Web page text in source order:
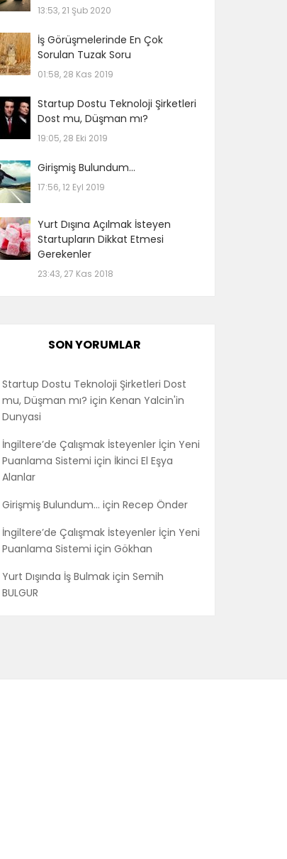
13:53, 21 Şub 2020
İş Görüşmelerinde En Çok
Sorulan Tuzak Soru
01:58, 28 Kas 2019
Startup Dostu Teknoloji Şirketleri
Dost mu, Düşman mı?
19:05, 28 Eki 2019
Girişmiş Bulundum…
17:56, 12 Eyl 2019
Yurt Dışına Açılmak İsteyen
Startupların Dikkat Etmesi
Gerekenler
23:43, 27 Kas 2018
SON YORUMLAR
Startup Dostu Teknoloji Şirketleri Dost
mu, Düşman mı? için Kenan Yalcin'in
Dunyasi
İngiltere’de Çalışmak İsteyenler İçin Yeni
Puanlama Sistemi için İkinci El Eşya
Alanlar
Girişmiş Bulundum… için Recep Önder
İngiltere’de Çalışmak İsteyenler İçin Yeni
Puanlama Sistemi için Gökhan
Yurt Dışında İş Bulmak için Semih
BULGUR